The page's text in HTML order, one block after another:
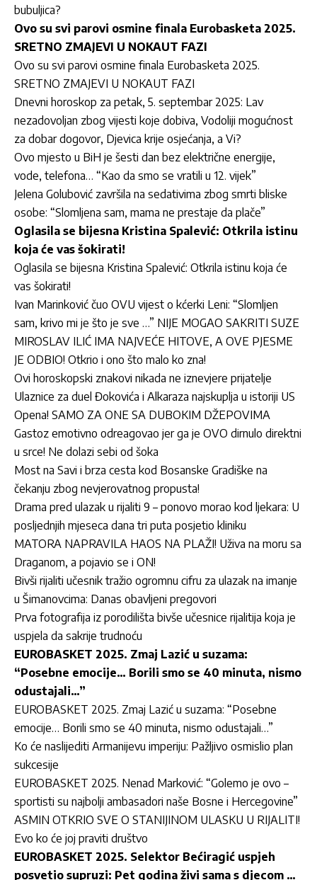
bubuljica?
Ovo su svi parovi osmine finala Eurobasketa 2025.
SRETNO ZMAJEVI U NOKAUT FAZI
Ovo su svi parovi osmine finala Eurobasketa 2025.
SRETNO ZMAJEVI U NOKAUT FAZI
Dnevni horoskop za petak, 5. septembar 2025: Lav
nezadovoljan zbog vijesti koje dobiva, Vodoliji mogućnost
za dobar dogovor, Djevica krije osjećanja, a Vi?
Ovo mjesto u BiH je šesti dan bez električne energije,
vode, telefona… “Kao da smo se vratili u 12. vijek”
Jelena Golubović završila na sedativima zbog smrti bliske
osobe: “Slomljena sam, mama ne prestaje da plače”
Oglasila se bijesna Kristina Spalević: Otkrila istinu
koja će vas šokirati!
Oglasila se bijesna Kristina Spalević: Otkrila istinu koja će
vas šokirati!
Ivan Marinković čuo OVU vijest o kćerki Leni: “Slomljen
sam, krivo mi je što je sve …” NIJE MOGAO SAKRITI SUZE
MIROSLAV ILIĆ IMA NAJVEĆE HITOVE, A OVE PJESME
JE ODBIO! Otkrio i ono što malo ko zna!
Ovi horoskopski znakovi nikada ne iznevjere prijatelje
Ulaznice za duel Đokovića i Alkaraza najskuplja u istoriji US
Opena! SAMO ZA ONE SA DUBOKIM DŽEPOVIMA
Gastoz emotivno odreagovao jer ga je OVO dirnulo direktni
u srce! Ne dolazi sebi od šoka
Most na Savi i brza cesta kod Bosanske Gradiške na
čekanju zbog nevjerovatnog propusta!
Drama pred ulazak u rijaliti 9 – ponovo morao kod ljekara: U
posljednjih mjeseca dana tri puta posjetio kliniku
MATORA NAPRAVILA HAOS NA PLAŽI! Uživa na moru sa
Draganom, a pojavio se i ON!
Bivši rijaliti učesnik tražio ogromnu cifru za ulazak na imanje
u Šimanovcima: Danas obavljeni pregovori
Prva fotografija iz porodilišta bivše učesnice rijalitija koja je
uspjela da sakrije trudnoću
EUROBASKET 2025. Zmaj Lazić u suzama:
“Posebne emocije… Borili smo se 40 minuta, nismo
odustajali…”
EUROBASKET 2025. Zmaj Lazić u suzama: “Posebne
emocije… Borili smo se 40 minuta, nismo odustajali…”
Ko će naslijediti Armanijevu imperiju: Pažljivo osmislio plan
sukcesije
EUROBASKET 2025. Nenad Marković: “Golemo je ovo –
sportisti su najbolji ambasadori naše Bosne i Hercegovine”
ASMIN OTKRIO SVE O STANIJINOM ULASKU U RIJALITI!
Evo ko će joj praviti društvo
EUROBASKET 2025. Selektor Bećiragić uspjeh
posvetio supruzi: Pet godina živi sama s djecom …